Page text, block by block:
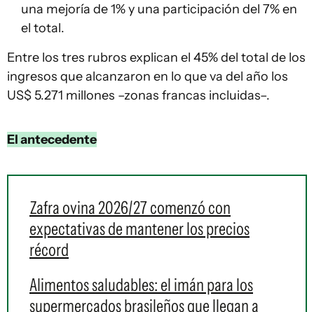
una mejoría de 1% y una participación del 7% en
el total.
Entre los tres rubros explican el 45% del total de los
ingresos que alcanzaron en lo que va del año los
US$ 5.271 millones –zonas francas incluidas–.
El antecedente
Zafra ovina 2026/27 comenzó con
expectativas de mantener los precios
récord
Alimentos saludables: el imán para los
supermercados brasileños que llegan a